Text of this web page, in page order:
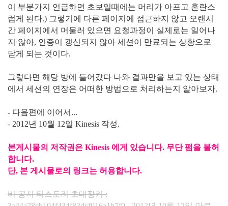
이 부분가지 언급하면 초보일때에는 머리가 아프고 혼란스
럽게 된다.) 그렇기에 다른 페이지에 접근하지 않고 오랜시
간 페이지에서 머물러 있으면 요청과정이 실제로는 일어나
지 않아, 인증이 갱신되지 않아 세션이 만료되는 상황으로
닫게 되는 것이다.
그렇다면 해당 방에 들어갔다 나와 결과만을 보고 있는 상태
에서 세션의 연장은 어떠한 방법으로 처리하는지 알아보자.
- 다음편에 이어서...
- 2012년 10월 12일 Kinesis 작성.
본게시물의 저작권은 Kinesis 에게 있습니다. 무단 펌을 불허
합니다.
단, 본 게시물로의 링크는 허용합니다.
비 공지 티스토리 초대장키 :